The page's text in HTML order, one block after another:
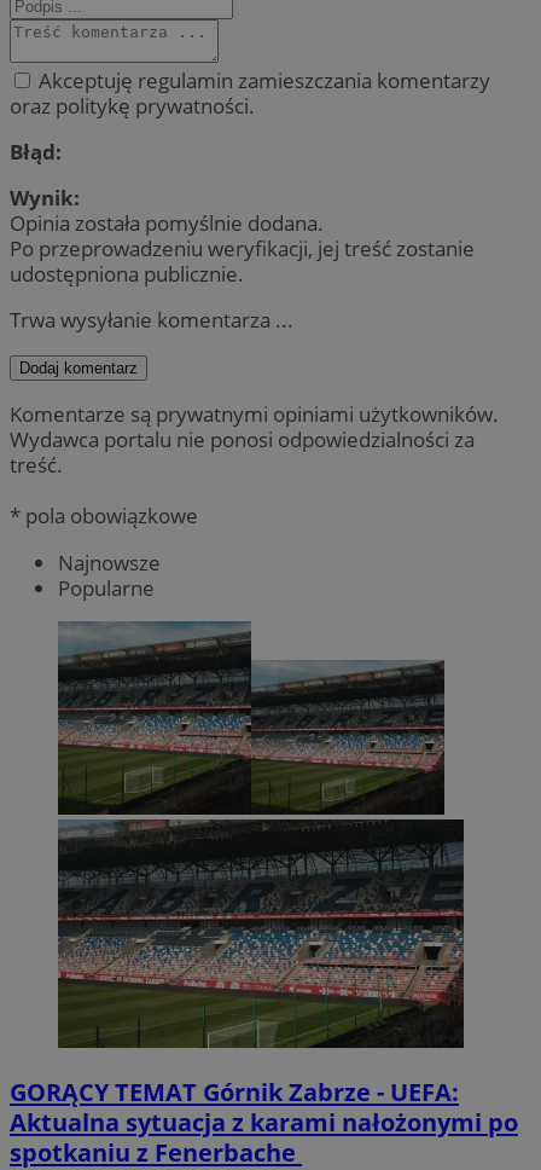
Akceptuję regulamin zamieszczania komentarzy
oraz politykę prywatności.
Błąd:
Wynik:
Opinia została pomyślnie dodana.
Po przeprowadzeniu weryfikacji, jej treść zostanie
udostępniona publicznie.
Trwa wysyłanie komentarza ...
Dodaj komentarz
Komentarze są prywatnymi opiniami użytkowników.
Wydawca portalu nie ponosi odpowiedzialności za
treść.
* pola obowiązkowe
Najnowsze
Popularne
GORĄCY TEMAT Górnik Zabrze - UEFA:
Aktualna sytuacja z karami nałożonymi po
spotkaniu z Fenerbache